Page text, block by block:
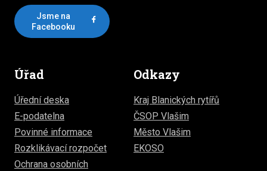
Jsme na
Facebooku
Úřad
Úřední deska
E-podatelna
Povinné informace
Rozklikávací rozpočet
Ochrana osobních
Odkazy
Kraj Blanických rytířů
ČSOP Vlašim
Město Vlašim
EKOSO